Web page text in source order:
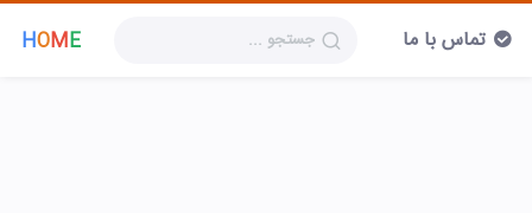
HOME تماس با ما